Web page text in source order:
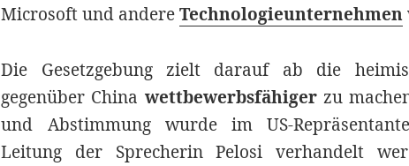
Microsoft und andereTechnologieunternehmen
Die Gesetzgebung zielt darauf ab die
gegenüber China wettbewerbsfähigerzu
und Abstimmung wurde im US-
Leitung der Sprecherin Pelosi verhandelt